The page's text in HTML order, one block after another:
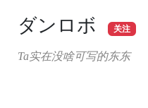
ダンロボ 关注
Ta实在没啥可写的东东